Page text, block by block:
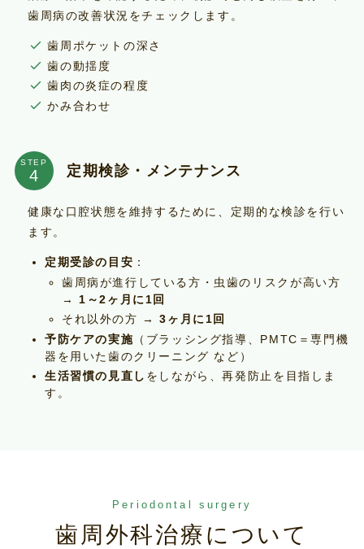
歯周病の改善状況をチェックします。
歯周ポケットの深さ
歯の動揺度
歯肉の炎症の程度
かみ合わせ
STEP
定期検診・メンテナンス
健康な口腔状態を維持するために、定期的な検診を行い
ます。
定期受診の目安 ：
歯周病が進行している方・虫歯のリスクが高い方
→ 1～2ヶ月に1回
それ以外の方 →3ヶ月に1回
予防ケアの実施 （ブラッシング指導、PMTC＝専門機
器を用いた歯のクリーニング など）
生活習慣の見直し をしながら、再発防止を目指しま
す。
Periodontal surgery
歯周外科治療について